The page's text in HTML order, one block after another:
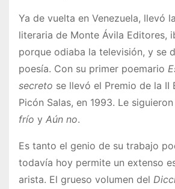
Ya de vuelta en Venezuela, llevó
literaria de Monte Ávila Editores,
porque odiaba la televisión, y se
poesía. Con su primer poemario
secreto se llevó el Premio de la II
Picón Salas, en 1993. Le siguieron
frío y Aún no.
Es tanto el genio de su trabajo
todavía hoy permite un extenso
arista. El grueso volumen del